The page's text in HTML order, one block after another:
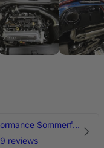
HPerformance Sommerfest 2026
9 reviews